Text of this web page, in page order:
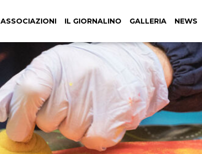
ASSOCIAZIONI IL GIORNALINO GALLERIA NEWS